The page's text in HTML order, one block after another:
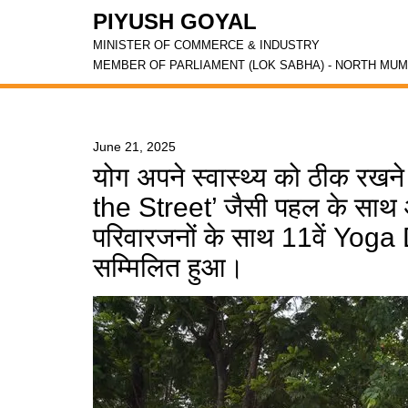
PIYUSH GOYAL
MINISTER OF COMMERCE & INDUSTRY
MEMBER OF PARLIAMENT (LOK SABHA) - NORTH
June 21, 2025
योग अपने स्वास्थ्य को ठीक
the Street’ जैसी पहल के साथ
परिवारजनों के साथ 11वें
सम्मिलित हुआ।